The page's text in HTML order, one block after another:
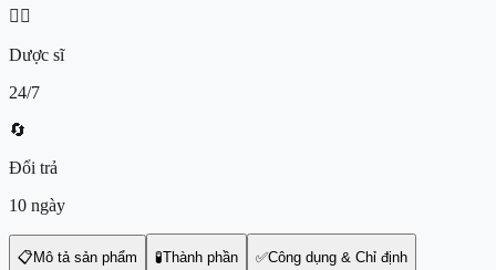
👨‍⚕️
Dược sĩ
24/7
🔄
Đổi trả
10 ngày
📋 Mô tả sản phẩm 🧪Thành phần ✅Công dụng & Chỉ định